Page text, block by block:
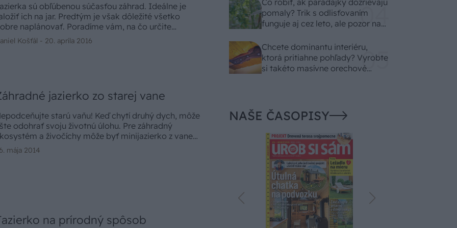
sú obľúbenou súčasťou záhrad. Ideálne je
ich na jar. Predtým je však dôležité všetko
naplánovať. Poradíme vám, na čo určite
zabúdať.
Košťál - 20. apríla 2016
jazierko zo starej vane
starú vaňu! Keď chytí druhý dych, môže
odohrať svoju životnú úlohu. Pre záhradný
a živočíchy môže byť minijazierko z vane
Stačí ju zakopať do zeme, naplniť vodou a
rastlinami.
mája 2014
na prírodný spôsob
pomaly? Trik s odlisťovaním
funguje aj cez leto, ale pozor na
Chcete dominantu interiéru,
ktorá pritiahne pohľady? Vyrobte
si takéto masívne orechové
NAŠE ČASOPISY